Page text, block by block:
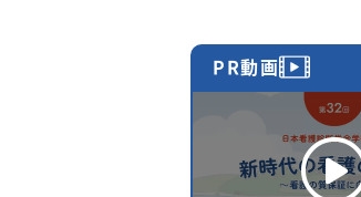
PR動画